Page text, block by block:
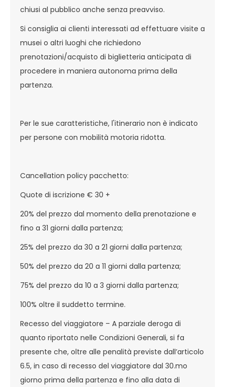
chiusi al pubblico anche senza preavviso.
Si consiglia ai clienti interessati ad effettuare visite a
musei o altri luoghi che richiedono
prenotazioni/acquisto di biglietteria anticipata di
procedere in maniera autonoma prima della
partenza.
Per le sue caratteristiche, l'itinerario non è indicato
per persone con mobilità motoria ridotta.
Cancellation policy pacchetto:
Quote di iscrizione € 30 +
20% del prezzo dal momento della prenotazione e
fino a 31 giorni dalla partenza;
25% del prezzo da 30 a 21 giorni dalla partenza;
50% del prezzo da 20 a 11 giorni dalla partenza;
75% del prezzo da 10 a 3 giorni dalla partenza;
100% oltre il suddetto termine.
Recesso del viaggiatore – A parziale deroga di
quanto riportato nelle Condizioni Generali, si fa
presente che, oltre alle penalità previste dall’articolo
6.5, in caso di recesso del viaggiatore dal 30.mo
giorno prima della partenza e fino alla data di